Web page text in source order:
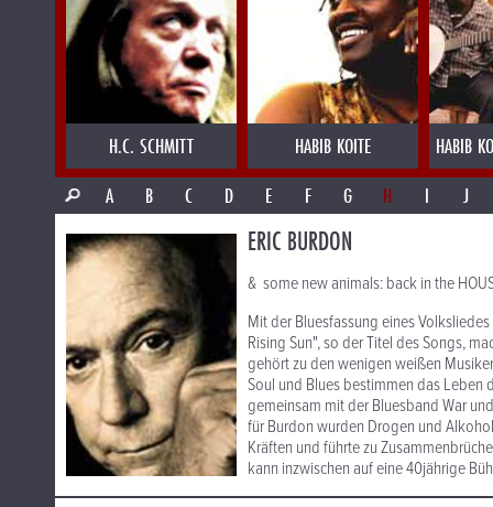
H.C. SCHMITT HABIB KOITE
HABIB
A
B C D E F G H I J
ERIC BURDON
& some new animals: back in the
Mit der Bluesfassung eines
Rising Sun", so der Titel des Songs,
gehört zu den wenigen weißen
Soul und Blues bestimmen das
gemeinsam mit der Bluesband War
für Burdon wurden Drogen und
Kräften und führte zu
kann inzwischen auf eine 40jährige